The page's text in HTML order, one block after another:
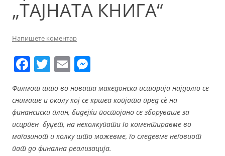
„ТАЈНАТА КНИГА“
Напишете коментар
F
a
c
e
b
o
T
w
itt
er
E
ai
l
e
ss
e
n
g
Филмот што во новата македонска историја најдолго се
снимаше и околу кој се кршеа копјата пред сè на
финансиски план, бидејќи постојано се зборуваше за
исцрпен буџет, на неколкупати го коментиравме во
магазинот и колку што можевме, го следевме неговиот
пат до финална реализација.